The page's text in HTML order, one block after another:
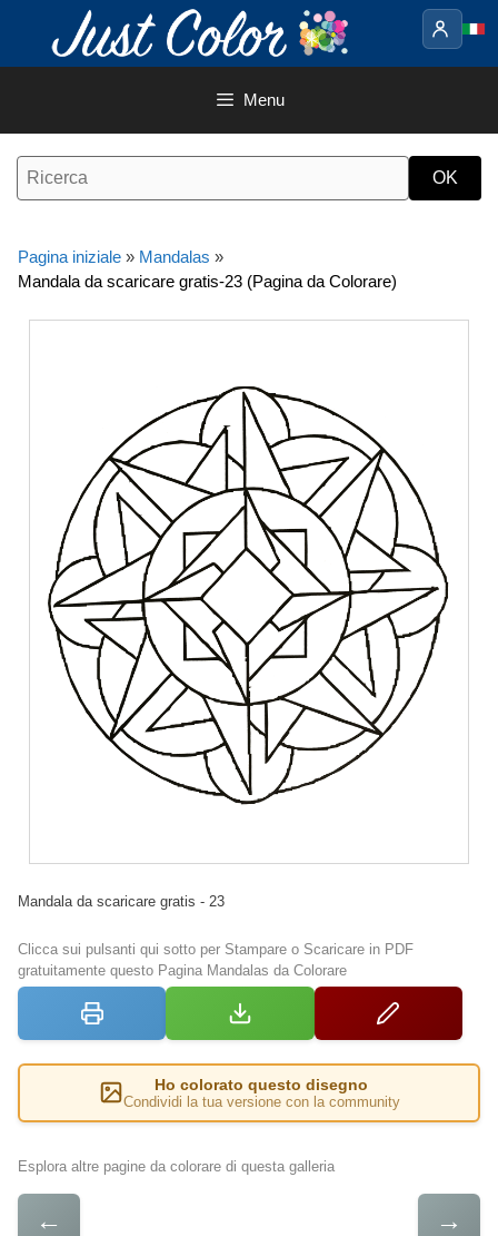
contenuto
Menu
Pagina iniziale » Mandalas »
Mandala da scaricare gratis-23 (Pagina da Colorare)
Mandala da scaricare gratis - 23
Clicca sui pulsanti qui sotto per Stampare o Scaricare in PDF
gratuitamente questo Pagina Mandalas da Colorare
Ho colorato questo disegno
Condividi la tua versione con la community
Esplora altre pagine da colorare di questa galleria
← →